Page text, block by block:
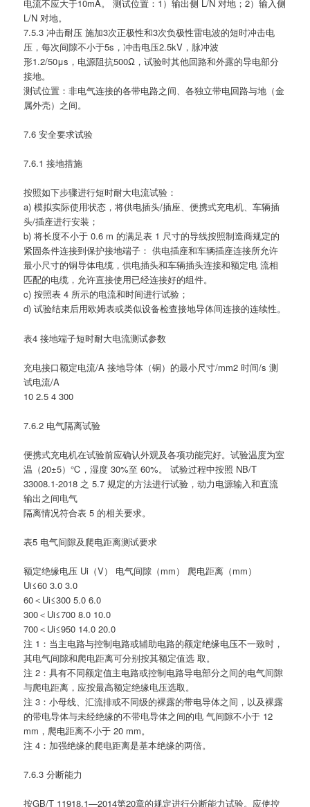
电流不应大于10mA。 测试位置：1）输出侧 L/N 对地；2）输入侧
L/N 对地。
7.5.3 冲击耐压 施加3次正极性和3次负极性雷电波的短时冲击电
压，每次间隙不小于5s，冲击电压2.5kV，脉冲波
形1.2/50μs，电源阻抗500Ω，试验时其他回路和外露的导电部分
接地。
测试位置：非电气连接的各带电路之间、各独立带电回路与地（金
属外壳）之间。
7.6 安全要求试验
7.6.1 接地措施
按照如下步骤进行短时耐大电流试验：
a) 模拟实际使用状态，将供电插头/插座、便携式充电机、车辆插
头/插座进行安装；
b) 将长度不小于 0.6 m 的满足表 1 尺寸的导线按照制造商规定的
紧固条件连接到保护接地端子： 供电插座和车辆插座连接所允许
最小尺寸的铜导体电缆，供电插头和车辆插头连接和额定电 流相
匹配的电缆，允许直接使用已经连接好的组件。
c) 按照表 4 所示的电流和时间进行试验；
d) 试验结束后用欧姆表或类似设备检查接地导体间连接的连续性。
表4 接地端子短时耐大电流测试参数
充电接口额定电流/A 接地导体（铜）的最小尺寸/mm2 时间/s 测
试电流/A
10 2.5 4 300
7.6.2 电气隔离试验
便携式充电机在试验前应确认外观及各项功能完好。试验温度为室
温（20±5）℃，湿度 30%至 60%。 试验过程中按照 NB/T
33008.1-2018 之 5.7 规定的方法进行试验，动力电源输入和直流
输出之间电气
隔离情况符合表 5 的相关要求。
表5 电气间隙及爬电距离测试要求
额定绝缘电压 Ui（V） 电气间隙（mm） 爬电距离（mm）
Ui≤60 3.0 3.0
60＜Ui≤300 5.0 6.0
300＜Ui≤700 8.0 10.0
700＜Ui≤950 14.0 20.0
注 1：当主电路与控制电路或辅助电路的额定绝缘电压不一致时，
其电气间隙和爬电距离可分别按其额定值选 取。
注 2：具有不同额定值主电路或控制电路导电部分之间的电气间隙
与爬电距离，应按最高额定绝缘电压选取。
注 3：小母线、汇流排或不同级的裸露的带电导体之间，以及裸露
的带电导体与未经绝缘的不带电导体之间的电 气间隙不小于 12
mm，爬电距离不小于 20 mm。
注 4：加强绝缘的爬电距离是基本绝缘的两倍。
7.6.3 分断能力
按GB/T 11918.1—2014第20章的规定进行分断能力试验。应使控